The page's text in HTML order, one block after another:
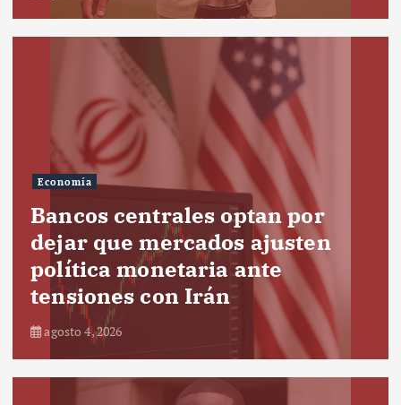
Economía
Bancos centrales optan por
dejar que mercados ajusten
política monetaria ante
tensiones con Irán
agosto 4, 2026